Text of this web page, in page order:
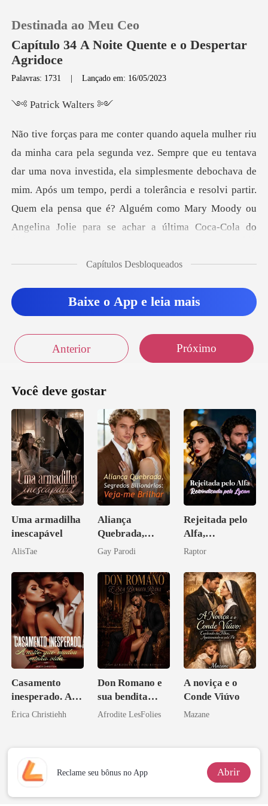
Histórico
Sair
Baixar App
Destinada ao Meu Ceo
Capítulo 34 A Noite Quente e o Despertar
Agridoce
Palavras: 1731 |Lançado em: 16/05/2023
ick Wa
dar uma nova investida, ela simplesmente debochava de
mim. Após um tempo, perdi a tolerância e resolvi parti
Capítulos Desbloqueados
Baixe o App e leia mais
Anterior Próximo
Você deve gostar
Uma armadilha
inescapável
AlisTae
Aliança
Quebrada,
Segredos
Veja-me Brilhar
Gay Parodi
Rejeitada pelo
Alfa,
Reivindicada
Raptor
Casamento
inesperado. A
noite que mudou
Érica Christiehh
Don Romano e
sua bendita
ruína
Afrodite LesFolies
A noviça e o
Conde Viúvo
Mazane
Reclame seu bônus no App Abrir